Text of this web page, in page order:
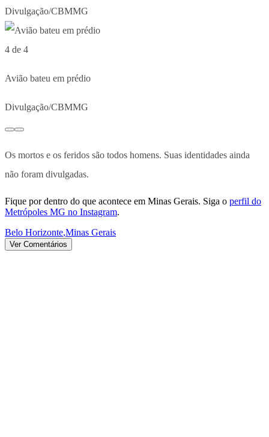
Divulgação/CBMMG
4 de 4
Avião bateu em prédio
Divulgação/CBMMG
Os mortos e os feridos são todos homens. Suas identidades ainda
não foram divulgadas.
Fique por dentro do que acontece em Minas Gerais. Siga o perfil do
Metrópoles MG no Instagram.
Belo Horizonte,Minas Gerais
Ver Comentários